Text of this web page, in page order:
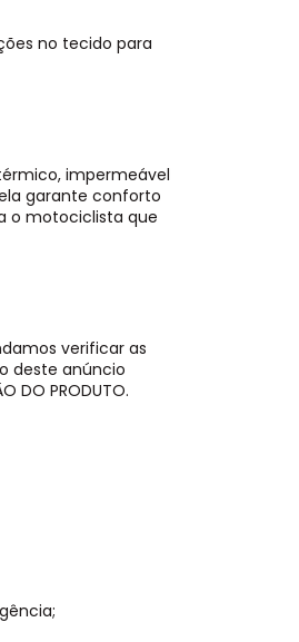
no tecido para
impermeável
garante conforto
o motociclista que
verificar as
deste anúncio
DO PRODUTO.